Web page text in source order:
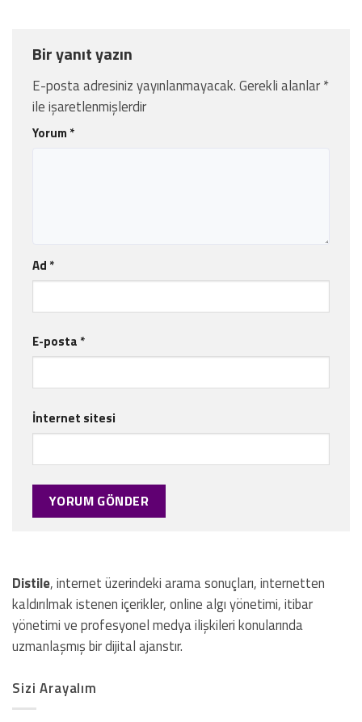
Bir yanıt yazın
E-posta adresiniz yayınlanmayacak.Gerekli alanlar*
ile işaretlenmişlerdir
Yorum *
Ad *
E-posta *
İnternet sitesi
Distile, internet üzerindeki arama sonuçları, internetten
kaldırılmak istenen içerikler, online algı yönetimi, itibar
yönetimi ve profesyonel medya ilişkileri konularında
uzmanlaşmış bir dijital ajanstır.
Sizi Arayalım